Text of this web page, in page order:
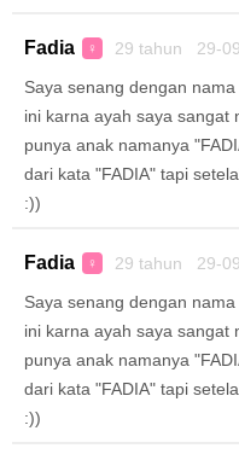
Fadia ♀ 29 tahun 29-
Saya senang dengan
ini karna ayah saya sangat
punya anak namanya
dari kata "FADIA" tapi
:))
Fadia ♀ 29 tahun 29-
Saya senang dengan
ini karna ayah saya sangat
punya anak namanya
dari kata "FADIA" tapi
:))